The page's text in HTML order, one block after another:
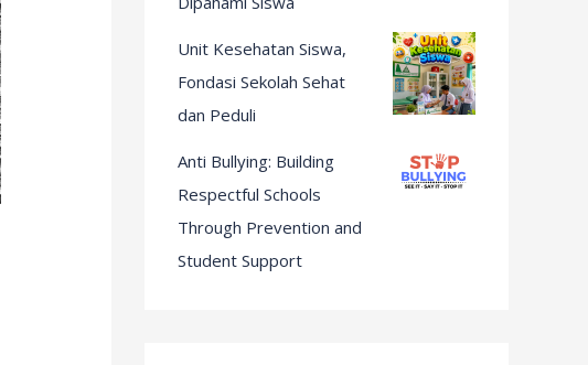
Unit Kesehatan Siswa,
Fondasi Sekolah Sehat
dan Peduli
Anti Bullying: Building
Respectful Schools
Through Prevention and
Student Support